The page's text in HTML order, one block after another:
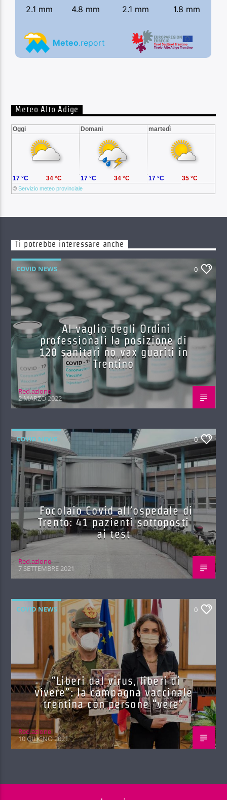
Meteo Alto Adige
Oggi Domani martedì
©Servizio meteo provinciale
17 °C 34 °C 17 °C 34 °C 17 °C 35 °C
Ti potrebbe interessare anche
COVID NEWS 0
Al vaglio degli Ordini
professionali la posizione di
120 sanitari no vax guariti in
Trentino
Red.azione
2 MARZO 2022
COVID NEWS 0
Focolaio Covid all’ospedale di
Trento: 41 pazienti sottoposti
ai test
Red.azione
7 SETTEMBRE 2021
COVID NEWS 0
“Liberi dal virus, liberi di
vivere”: la campagna vaccinale
trentina con persone “vere”
Red.azione
10 GIUGNO 2021